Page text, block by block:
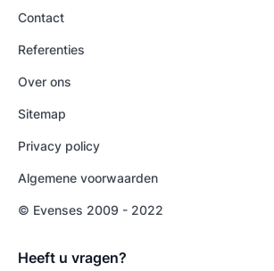
Contact
Referenties
Over ons
Sitemap
Privacy policy
Algemene voorwaarden
© Evenses 2009 - 2022
Heeft u vragen?